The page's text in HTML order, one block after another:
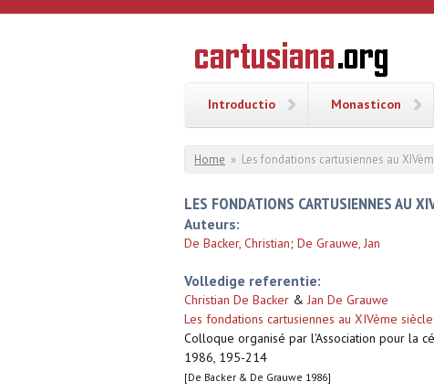
Overslaan en naar de inhoud gaan
CARTUSIANA
Geschiedenis
van de
Introductio Monasticon
U bent hier
Home » Les fondations cartusiennes au
LES FONDATIONS CARTUSIENNES AU
Auteurs:
De Backer, Christian; De Grauwe, Jan
Volledige referentie:
Christian De Backer & Jan De Grauwe
Les fondations cartusiennes au XIVème
Colloque organisé par l'Association pour la
1986, 195-214
[De Backer & De Grauwe 1986]